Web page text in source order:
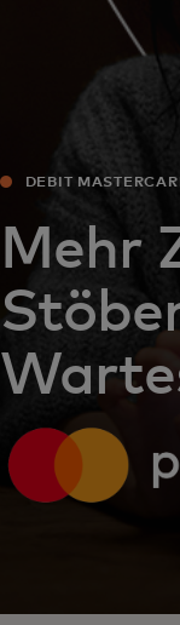
DEBIT
Mehr